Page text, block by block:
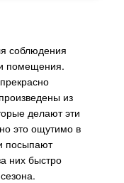
соблюдения
помещения.
из
делают эти
это ощутимо в
посыпают
них быстро